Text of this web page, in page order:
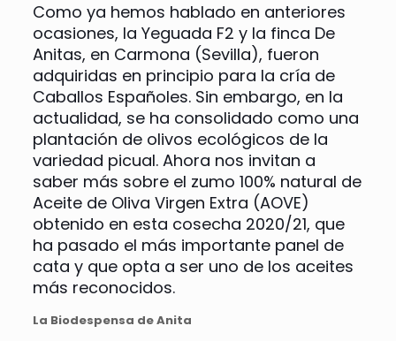
Como ya hemos hablado en anteriores
ocasiones, la Yeguada F2 y la finca De
Anitas, en Carmona (Sevilla), fueron
adquiridas en principio para la cría de
Caballos Españoles. Sin embargo, en la
actualidad, se ha consolidado como una
plantación de olivos ecológicos de la
variedad picual. Ahora nos invitan a
saber más sobre el zumo 100% natural de
Aceite de Oliva Virgen Extra (AOVE)
obtenido en esta cosecha 2020/21, que
ha pasado el más importante panel de
cata y que opta a ser uno de los aceites
más reconocidos.
La Biodespensa de Anita